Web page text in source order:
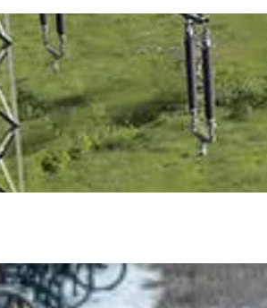
werden. Dazu bedarf es jedoch